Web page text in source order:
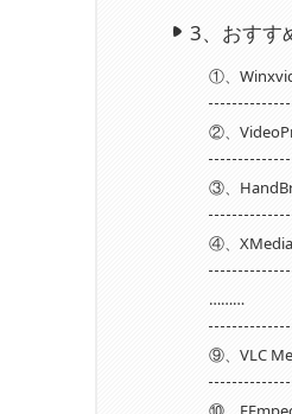
3、 おすす
①、
②、
③、
④、
………
⑨、VLC